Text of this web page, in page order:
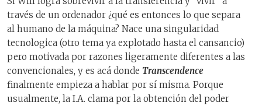
través de un ordenador ¿qué es entonces lo que separa
al humano de la máquina? Nace una singularidad
tecnologica (otro tema ya explotado hasta el cansancio)
pero motivada por razones ligeramente diferentes a las
convencionales, y es acá donde Transcendence
finalmente empieza a hablar por sí misma. Porque
usualmente, la I.A. clama por la obtención del poder